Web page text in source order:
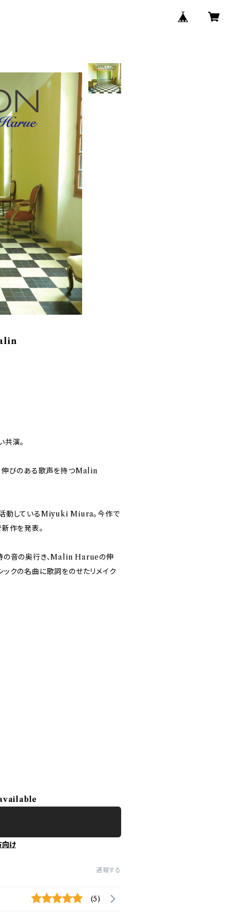
共演。
伸びのある歌声を持つMalin
動しているMiyuki Miura。今作で
作を発表。
の音の奥行き、Malin Harueの伸
クの名曲に歌詞をのせたリメイク
向け
通報する
(5)